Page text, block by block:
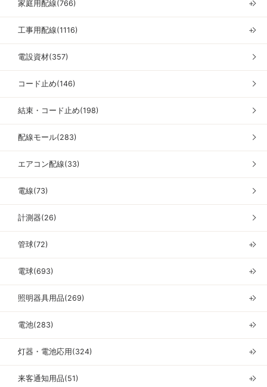
家庭用配線(766) ＋
工事用配線(1116) ＋
電設資材(357)
コード止め(146)
結束・コード止め(198)
配線モール(283)
エアコン配線(33)
電線(73)
計測器(26)
管球(72) ＋
電球(693) ＋
照明器具用品(269) ＋
電池(283) ＋
灯器・電池応用(324) ＋
来客通知用品(51) ＋